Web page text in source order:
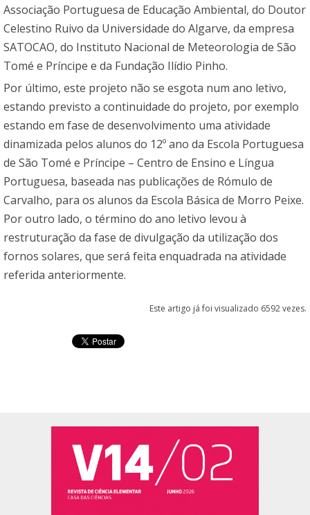
Associação Portuguesa de Educação Ambiental, do Doutor
Celestino Ruivo da Universidade do Algarve, da empresa
SATOCAO, do Instituto Nacional de Meteorologia de São
Tomé e Príncipe e da Fundação Ilídio Pinho.
Por último, este projeto não se esgota num ano letivo,
estando previsto a continuidade do projeto, por exemplo
estando em fase de desenvolvimento uma atividade
dinamizada pelos alunos do 12º ano da Escola Portuguesa
de São Tomé e Príncipe – Centro de Ensino e Língua
Portuguesa, baseada nas publicações de Rómulo de
Carvalho, para os alunos da Escola Básica de Morro Peixe.
Por outro lado, o término do ano letivo levou à
restruturação da fase de divulgação da utilização dos
fornos solares, que será feita enquadrada na atividade
referida anteriormente.
Este artigo já foi visualizado 6592 vezes.